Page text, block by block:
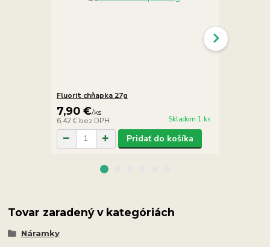
Fluorit chňapka 27g
7,90 €/ks
6,42 € bez DPH Skladom 1 ks
Pridať do košíka
Tovar zaradený v kategóriách
Náramky